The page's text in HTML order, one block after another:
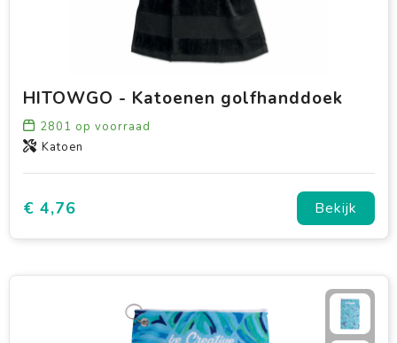
HITOWGO - Katoenen golfhanddoek
2801 op voorraad
Katoen
€ 4,76 Bekijk